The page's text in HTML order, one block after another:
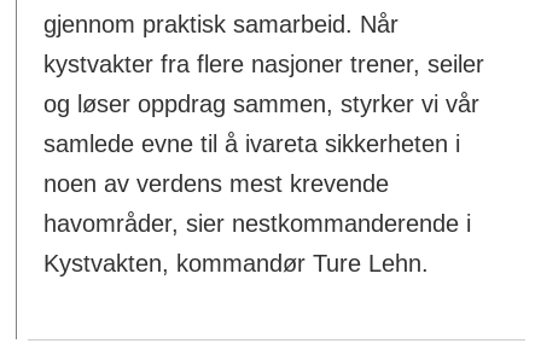
gjennom praktisk samarbeid. Når
kystvakter fra flere nasjoner trener, seiler
og løser oppdrag sammen, styrker vi vår
samlede evne til å ivareta sikkerheten i
noen av verdens mest krevende
havområder, sier nestkommanderende i
Kystvakten, kommandør Ture Lehn.